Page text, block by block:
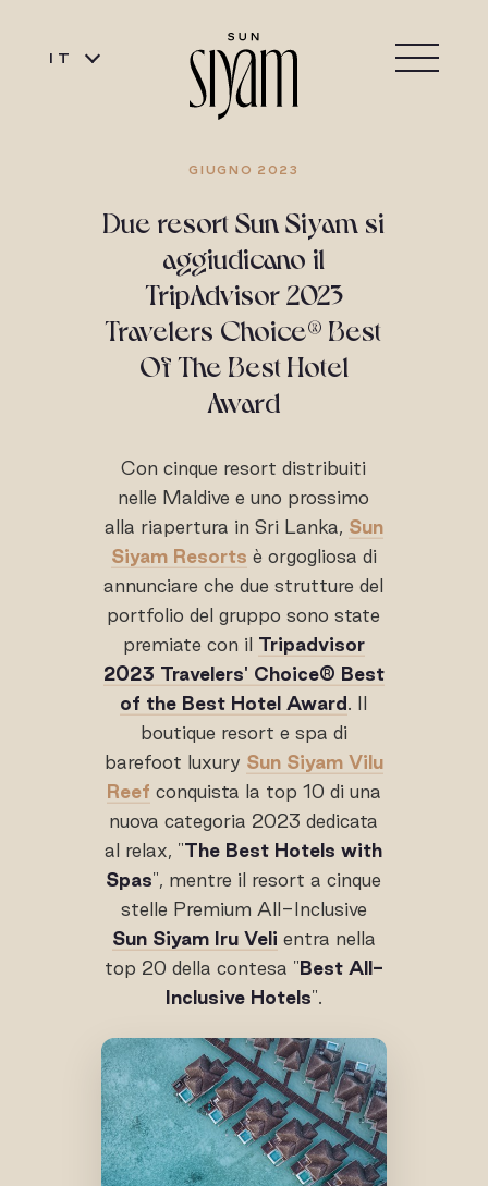
IT
GIUGNO 2023
Due resort Sun Siyam si
aggiudicano il
TripAdvisor 2023
Travelers Choice® Best
Of The Best Hotel
Award
Con cinque resort distribuiti
nelle Maldive e uno prossimo
alla riapertura in Sri Lanka, Sun
Siyam Resorts è orgogliosa di
annunciare che due strutture del
portfolio del gruppo sono state
premiate con il Tripadvisor
2023 Travelers' Choice® Best
of the Best Hotel Award. Il
boutique resort e spa di
barefoot luxury Sun Siyam Vilu
Reef conquista la top 10 di una
nuova categoria 2023 dedicata
al relax, "The Best Hotels with
Spas", mentre il resort a cinque
stelle Premium All-Inclusive
Sun Siyam Iru Veli entra nella
top 20 della contesa "Best All-
Inclusive Hotels".